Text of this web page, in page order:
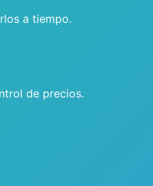
a tiempo.
de precios.